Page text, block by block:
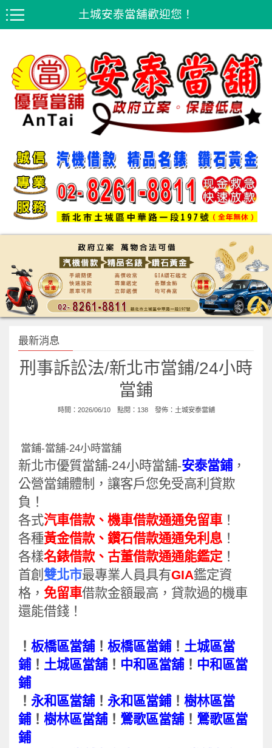
土城安泰當舖歡迎您！
最新消息
刑事訴訟法/新北市當鋪/24小時
當鋪
時間：2026/06/10 點閱：138 發佈： 土城安泰當舖
當鋪-當舖-24小時當舖
新北市優質當舖-24小時當舖-安泰當鋪，
公營當鋪體制，讓客戶您免受高利貸欺
負！
各式汽車借款、機車借款通通免留車！
各種黃金借款、鑽石借款通通免利息 ！
各樣名錶借款、古董借款通通能鑑定！
首創 雙北市最專業人員具有GIA鑑定資
格， 免留車借款金額最高，貸款過的機車
還能借錢 ！
！ 板橋區當舖！ 板橋區當鋪！ 土城區當
鋪！ 土城區當舖！ 中和區當舖！ 中和區當
鋪
！ 永和區當舖！ 永和區當鋪！ 樹林區當
鋪！ 樹林區當舖！ 鶯歌區當舖！ 鶯歌區當
鋪